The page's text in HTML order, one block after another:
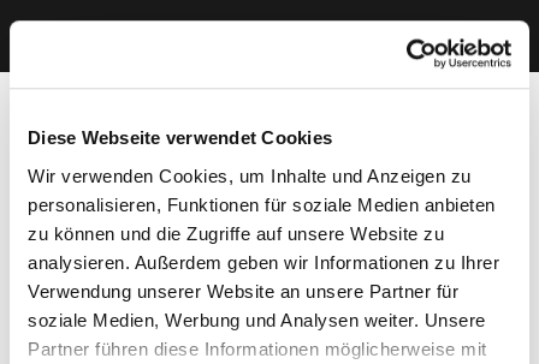
Diese Webseite verwendet Cookies
Wir verwenden Cookies, um Inhalte und Anzeigen zu
personalisieren, Funktionen für soziale Medien anbieten
zu können und die Zugriffe auf unsere Website zu
analysieren. Außerdem geben wir Informationen zu Ihrer
Verwendung unserer Website an unsere Partner für
soziale Medien, Werbung und Analysen weiter. Unsere
Partner führen diese Informationen möglicherweise mit